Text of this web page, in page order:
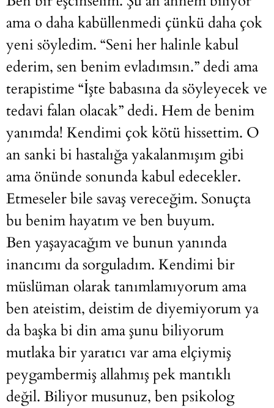
ama o daha kabüllenmedi çünkü daha çok
yeni söyledim. “Seni her halinle kabul
ederim, sen benim evladımsın.” dedi ama
terapistime “İşte babasına da söyleyecek ve
tedavi falan olacak” dedi. Hem de benim
yanımda! Kendimi çok kötü hissettim. O
an sanki bi hastalığa yakalanmışım gibi
ama önünde sonunda kabul edecekler.
Etmeseler bile savaş vereceğim. Sonuçta
bu benim hayatım ve ben buyum.
Ben yaşayacağım ve bunun yanında
inancımı da sorguladım. Kendimi bir
müslüman olarak tanımlamıyorum ama
ben ateistim, deistim de diyemiyorum ya
da başka bi din ama şunu biliyorum
mutlaka bir yaratıcı var ama elçiymiş
peygambermiş allahmış pek mantıklı
değil. Biliyor musunuz, ben psikolog